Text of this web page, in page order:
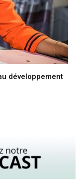
développement